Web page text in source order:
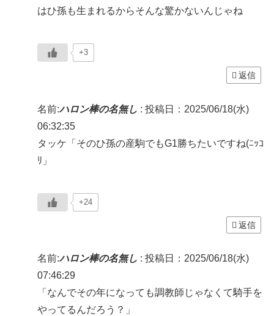
はひ孫も生まれるからそんな驚かないんじゃね
+3
返信
名前:ハロン棒の名無し : 投稿日：2025/06/18(水)
06:32:35
タッケ「そのひ孫の産駒でもG1勝ちたいですね(ﾆｯｺ
ﾘ」
+24
返信
名前:ハロン棒の名無し : 投稿日：2025/06/18(水)
07:46:29
「なんでその年になっても調教師じゃなくて騎手を
やってるんだろう？」